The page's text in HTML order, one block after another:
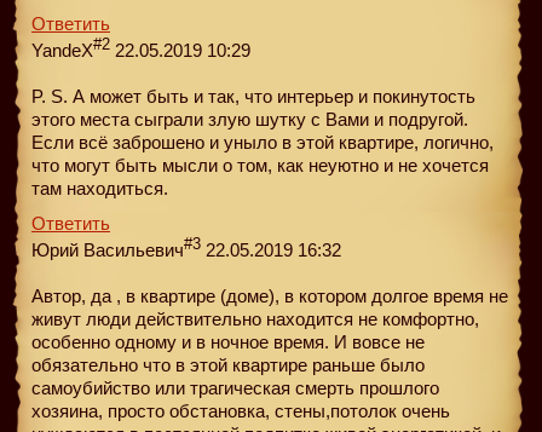
Ответить
YandeX#2 22.05.2019 10:29
P. S. А может быть и так, что интерьер и покинутость
этого места сыграли злую шутку с Вами и подругой.
Если всё заброшено и уныло в этой квартире, логично,
что могут быть мысли о том, как неуютно и не хочется
там находиться.
Ответить
Юрий Васильевич#3 22.05.2019 16:32
Автор, да , в квартире (доме), в котором долгое время не
живут люди действительно находится не комфортно,
особенно одному и в ночное время. И вовсе не
обязательно что в этой квартире раньше было
самоубийство или трагическая смерть прошлого
хозяина, просто обстановка, стены,потолок очень